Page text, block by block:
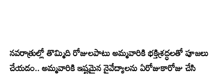
నవరాత్రుల్లో తొమ్మిది రోజులపాటు అమ్మవారికి భక్తిశ్రద్ధలతో పూజలు
చేయడం.. అమ్మవారికి ఇష్టమైన నైవేద్యాలను ఏరోజుకారోజు చేసి